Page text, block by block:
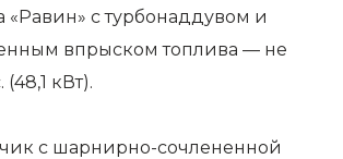
«Равин» с турбонаддувом и
впрыском топлива — не
(48,1 кВт).
с шарнирно-сочлененной